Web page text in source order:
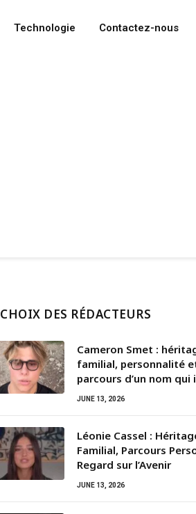
Technologie Contactez-nous
CHOIX DES RÉDACTEURS
Cameron Smet :
familial, personnalité
parcours d’un nom
JUNE 13, 2026
Léonie Cassel :
Familial, Parcours
Regard sur l’Avenir
JUNE 13, 2026